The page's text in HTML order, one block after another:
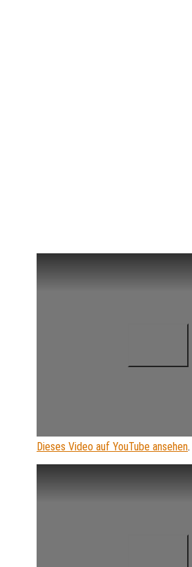
Dieses Video auf YouTube ansehen.